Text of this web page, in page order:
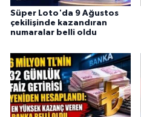
Süper Loto'da 9 Ağustos
çekilişinde kazandıran
numaralar belli oldu